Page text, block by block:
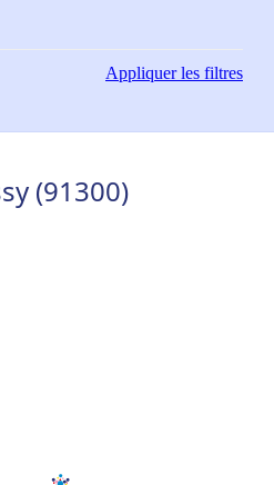
Appliquerles filtres
(91300)